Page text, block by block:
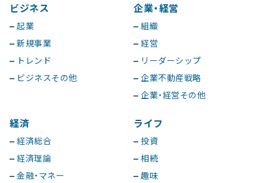
ビジネス
起業
新規事業
トレンド
ビジネスその他
企業・経営
組織
経営
リーダーシップ
企業不動産戦略
企業・経営その他
経済
経済総合
経済理論
金融・マネー
ライフ
投資
相続
趣味